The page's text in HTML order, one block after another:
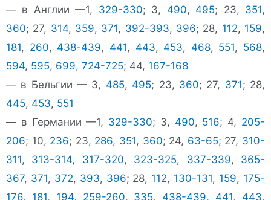
— в Англии —1, 329-330; 3, 490, 495; 23, 351,
360; 27, 314, 359, 371, 392-393, 396; 28, 112, 159,
181, 260, 438-439, 441, 443, 453, 468, 551, 568,
594, 595, 699, 724-725; 44, 167-168
— в Бельгии — 3, 485, 495; 23, 360; 27, 371; 28,
445, 453, 551
— в Германии —1, 329-330; 3, 490, 516; 4, 205-
206; 10, 236; 23, 286, 351, 360; 24, 63-65; 27, 310-
311, 313-314, 317-320, 323-325, 337-339, 365-
367, 371, 372, 393, 396; 28, 112, 130-131, 159, 175-
176, 181, 194, 259-260, 335, 438-439, 441, 443,